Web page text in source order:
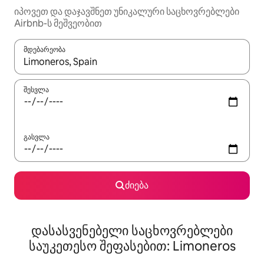
იპოვეთ და დაჯავშნეთ უნიკალური საცხოვრებლები
Airbnb-ს მეშვეობით
მდებარეობა
როცა შედეგები ხელმისაწვდომი გახდება, ნავიგაციისთვის
შესვლა
გასვლა
ძიება
დასასვენებელი საცხოვრებლები
საუკეთესო შეფასებით: Limoneros